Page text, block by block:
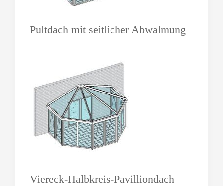
Pultdach mit seitlicher Abwalmung
Viereck-Halbkreis-Pavilliondach